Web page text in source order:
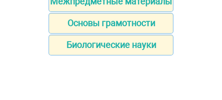
Основы грамотности
Биологические науки